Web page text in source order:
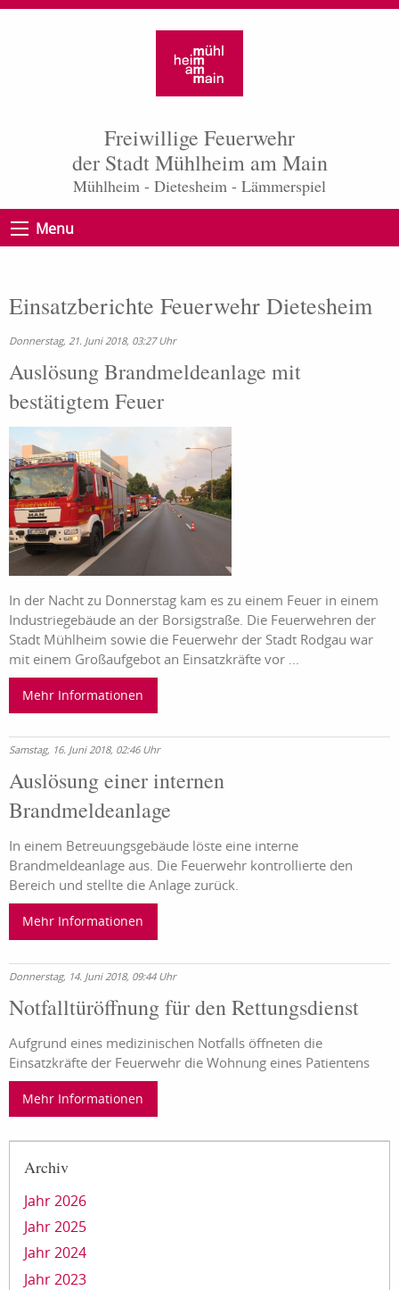
Freiwillige Feuerwehr
der Stadt Mühlheim am Main
Mühlheim - Dietesheim - Lämmerspiel
Menu
Einsatzberichte Feuerwehr Dietesheim
Donnerstag, 21. Juni 2018, 03:27 Uhr
Auslösung Brandmeldeanlage mit
bestätigtem Feuer
In der Nacht zu Donnerstag kam es zu einem Feuer in einem
Industriegebäude an der Borsigstraße. Die Feuerwehren der
Stadt Mühlheim sowie die Feuerwehr der Stadt Rodgau war
mit einem Großaufgebot an Einsatzkräfte vor ...
Mehr Informationen
Samstag, 16. Juni 2018, 02:46 Uhr
Auslösung einer internen
Brandmeldeanlage
In einem Betreuungsgebäude löste eine interne
Brandmeldeanlage aus. Die Feuerwehr kontrollierte den
Bereich und stellte die Anlage zurück.
Mehr Informationen
Donnerstag, 14. Juni 2018, 09:44 Uhr
Notfalltüröffnung für den Rettungsdienst
Aufgrund eines medizinischen Notfalls öffneten die
Einsatzkräfte der Feuerwehr die Wohnung eines Patientens
Mehr Informationen
Archiv
Jahr 2026
Jahr 2025
Jahr 2024
Jahr 2023